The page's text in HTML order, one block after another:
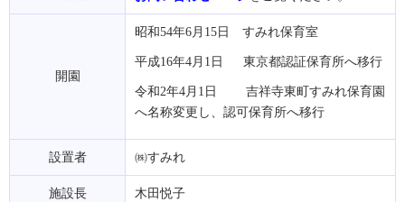
開園
昭和54年6月15日 すみれ保育室
平成16年4月1日 東京都認証保育所へ移行
令和2年4月1日 吉祥寺東町すみれ保育園
へ名称変更し、認可保育所へ移行
設置者 ㈱すみれ
施設長 木田悦子